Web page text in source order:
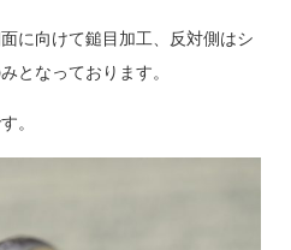
に向けて鎚目加工、反対側はシ
となっております。
。